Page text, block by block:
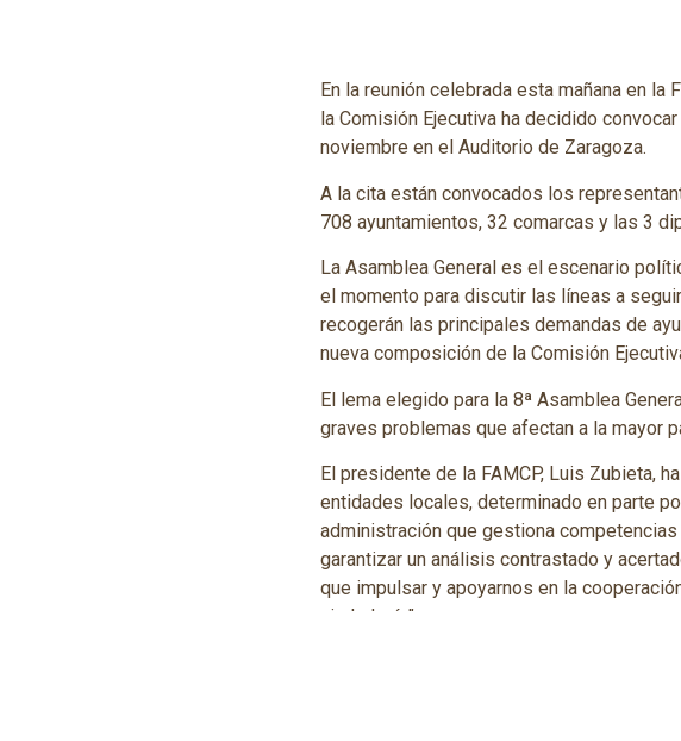
En la reunión celebrada esta mañana en
la Comisión Ejecutiva ha decidido
noviembre en el Auditorio de Zaragoza.
A la cita están convocados los
708 ayuntamientos, 32 comarcas y las 3
La Asamblea General es el escenario
el momento para discutir las líneas a
recogerán las principales demandas de
nueva composición de la Comisión
El lema elegido para la 8ª Asamblea
graves problemas que afectan a la mayor
El presidente de la FAMCP, Luis Zubieta,
entidades locales, determinado en parte
administración que gestiona
garantizar un análisis contrastado y
que impulsar y apoyarnos en la
ciudadanía”.